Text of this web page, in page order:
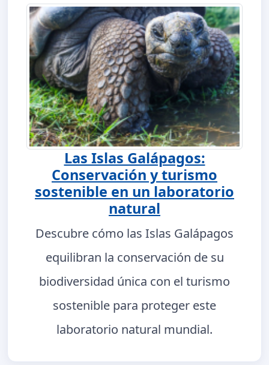
Las Islas Galápagos:
Conservación y turismo
sostenible en un laboratorio
natural
Descubre cómo las Islas Galápagos
equilibran la conservación de su
biodiversidad única con el turismo
sostenible para proteger este
laboratorio natural mundial.